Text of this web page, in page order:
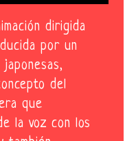
dirigida
por un
del
que
la voz con los